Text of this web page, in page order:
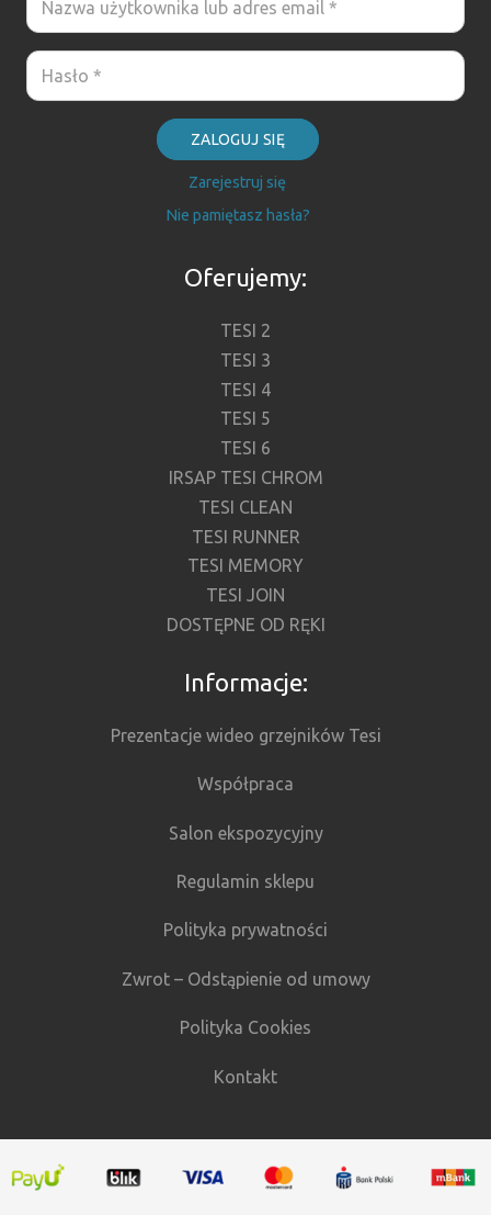
ZALOGUJ SIĘ
Zarejestruj się
Nie pamiętasz hasła?
Oferujemy:
TESI 2
TESI 3
TESI 4
TESI 5
TESI 6
IRSAP TESI CHROM
TESI CLEAN
TESI RUNNER
TESI MEMORY
TESI JOIN
DOSTĘPNE OD RĘKI
Informacje:
Prezentacje wideo grzejników Tesi
Współpraca
Salon ekspozycyjny
Regulamin sklepu
Polityka prywatności
Zwrot – Odstąpienie od umowy
Polityka Cookies
Kontakt